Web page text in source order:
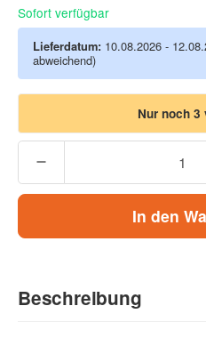
Sofort verfügbar
Lieferdatum: 10.08.2026 -
abweichend)
Nur noch 3
In den
Beschreibung